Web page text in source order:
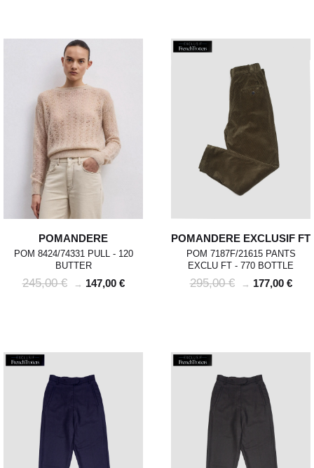
POMANDERE
POM 8424/74331 PULL - 120
BUTTER
245,00 € → 147,00 €
POMANDERE EXCLUSIF FT
POM 7187F/21615 PANTS
EXCLU FT - 770 BOTTLE
295,00 € → 177,00 €